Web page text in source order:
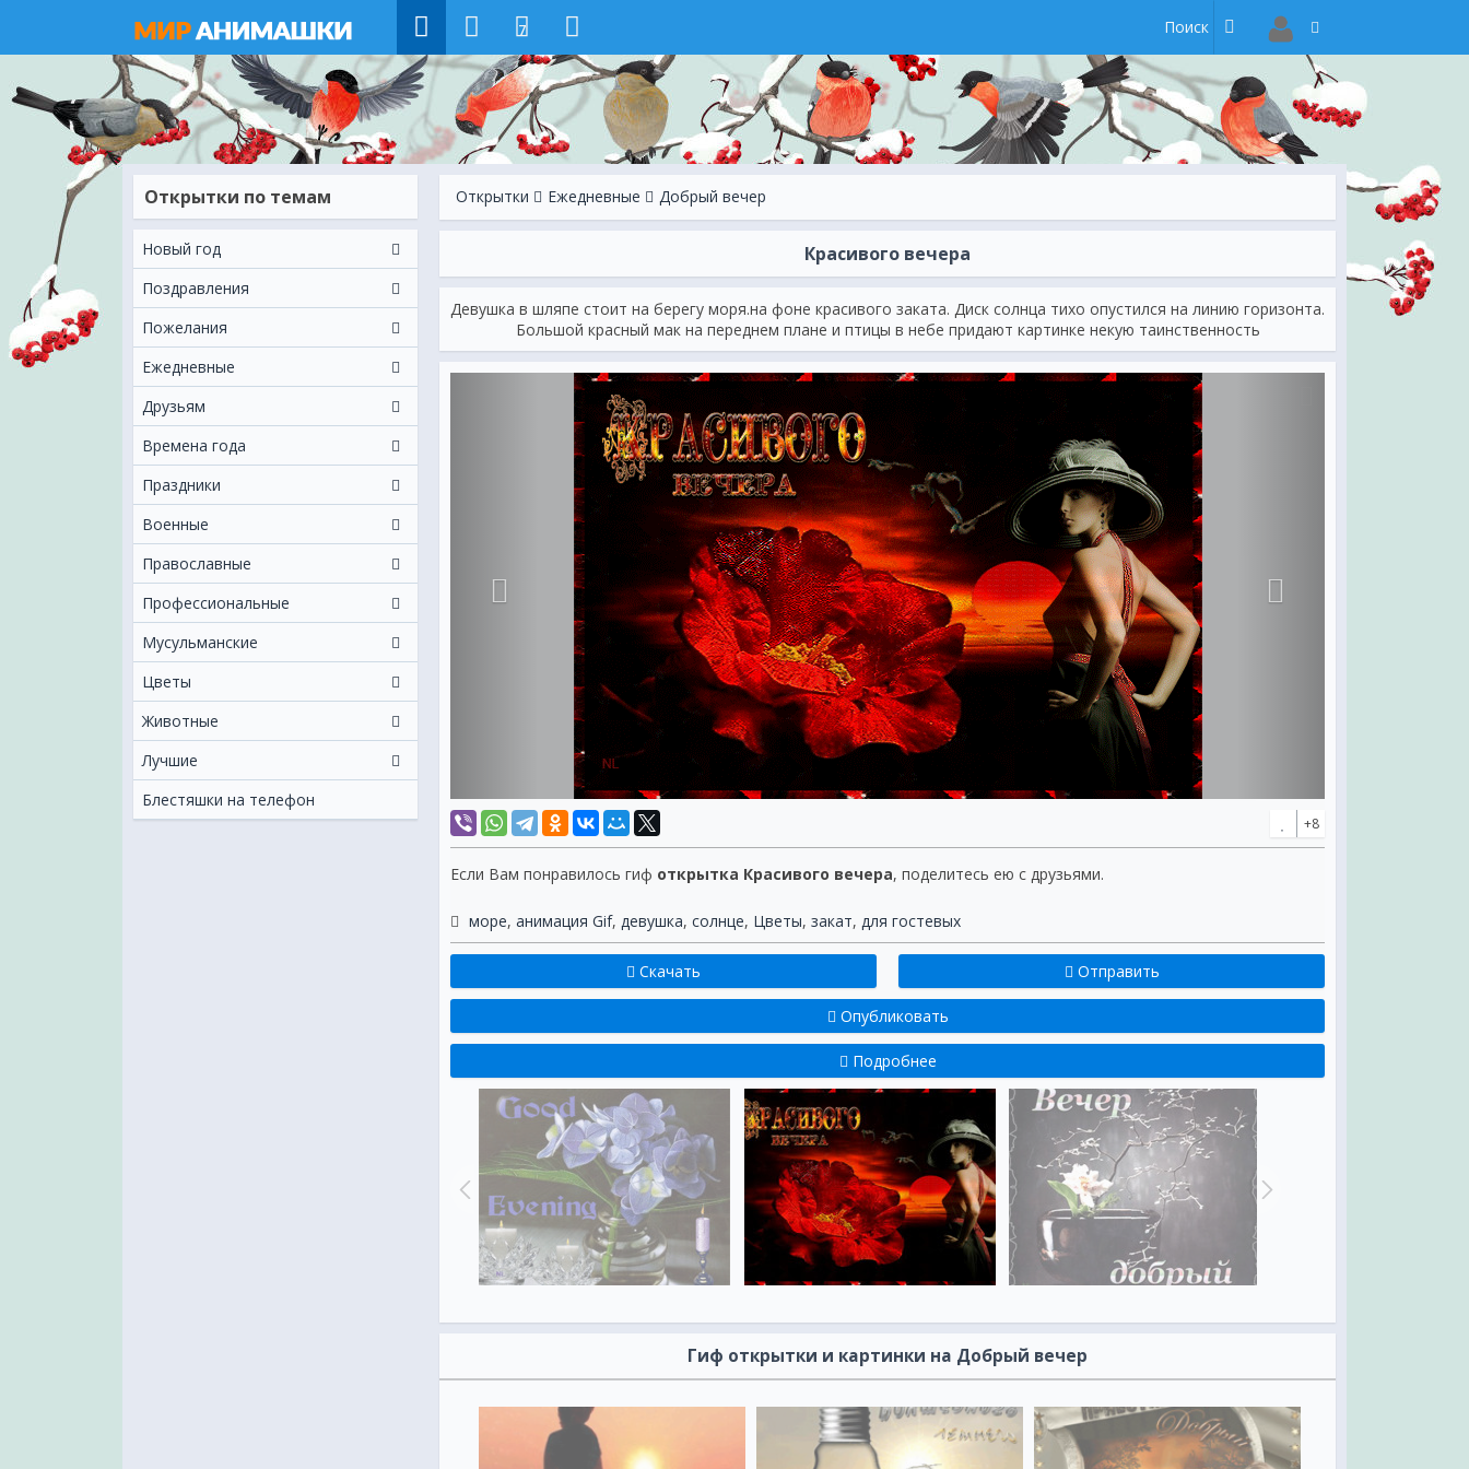
7
Открытки по темам
Новый год
Поздравления
Пожелания
Ежeдневные
Друзьям
Времена года
Праздники
Военные
Православные
Профессиональные
Мусульманские
Цветы
Животные
Лучшие
Блестяшки на телефон
Открытки Ежeдневные Добрый вечер
Красивого вечера
Девушка в шляпе стоит на берегу моря.на фоне красивого заката. Диск солнца тихо опустился на линию горизонта.
Большой красный мак на переднем плане и птицы в небе придают картинке некую таинственность
+8
Если Вам понравилось гиф открытка Красивого вечера, поделитесь ею с друзьями.
море, анимация Gif, девушка, солнце, Цветы, закат, для гостевых
Скачать Отправить
Опубликовать
Подробнее
Гиф открытки и картинки на Добрый вечер